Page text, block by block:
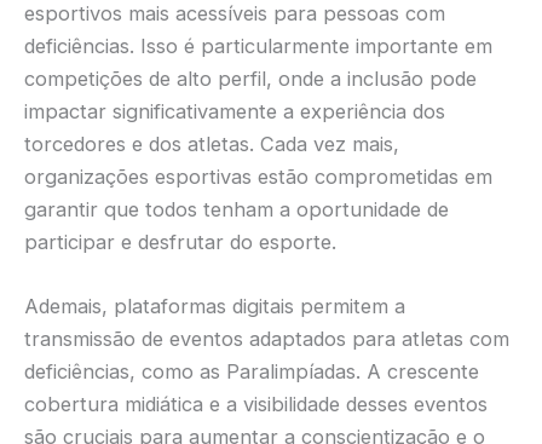
esportivos mais acessíveis para pessoas com
deficiências. Isso é particularmente importante em
competições de alto perfil, onde a inclusão pode
impactar significativamente a experiência dos
torcedores e dos atletas. Cada vez mais,
organizações esportivas estão comprometidas em
garantir que todos tenham a oportunidade de
participar e desfrutar do esporte.
Ademais, plataformas digitais permitem a
transmissão de eventos adaptados para atletas com
deficiências, como as Paralimpíadas. A crescente
cobertura midiática e a visibilidade desses eventos
são cruciais para aumentar a conscientização e o